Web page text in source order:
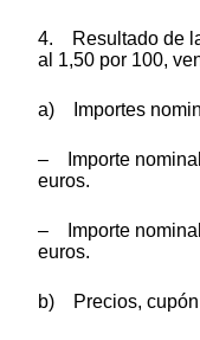
4. Resultado de
al 1,50 por 100,
a) Importes
– Importe
euros.
– Importe
euros.
b) Precios, cupón